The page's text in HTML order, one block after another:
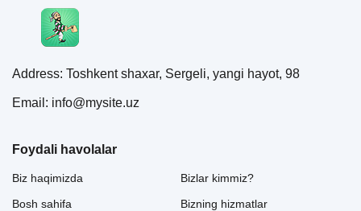
Address: Toshkent shaxar, Sergeli, yangi hayot, 98
Email: info@mysite.uz
Foydali havolalar
Biz haqimizda
Bosh sahifa
Bizlar kimmiz?
Bizning hizmatlar